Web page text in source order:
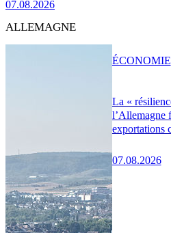
07.08.2026
ALLEMAGNE
La «
l’Allemagne
exportations
07.08.2026
ÉCONOMIE